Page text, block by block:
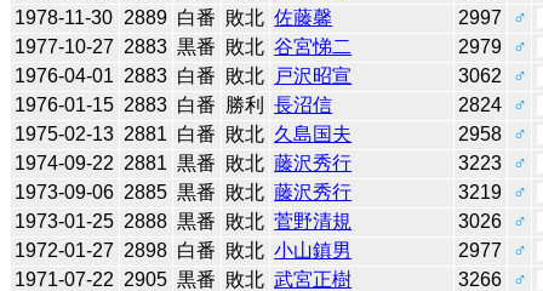
1978-11-30 2889 白番 敗北 佐藤馨 2997
♂
1977-10-27 2883 黒番 敗北 谷宮悌二 2979
♂
1976-04-01 2883 白番 敗北 戸沢昭宣 3062
♂
1976-01-15 2883 白番 勝利 長沼信 2824
♂
1975-02-13 2881 白番 敗北 久島国夫 2958
♂
1974-09-22 2881 黒番 敗北 藤沢秀行 3223
♂
1973-09-06 2885 黒番 敗北 藤沢秀行 3219
♂
1973-01-25 2888 黒番 敗北 菅野清規 3026
♂
1972-01-27 2898 白番 敗北 小山鎮男 2977
♂
1971-07-22 2905 黒番 敗北 武宮正樹 3266
♂